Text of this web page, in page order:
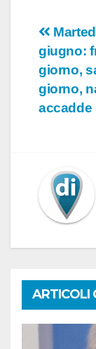
giugno:
giorno,
giorno,
accadde
ARTICOLI